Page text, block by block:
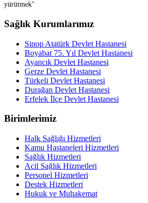
yürütmek"
Sağlık Kurumlarımız
Sinop Atatürk Devlet Hastanesi
Boyabat 75. Yıl Devlet Hastanesi
Ayancık Devlet Hastanesi
Gerze Devlet Hastanesi
Türkeli Devlet Hastanesi
Durağan Devlet Hastanesi
Erfelek İlçe Devlet Hastanesi
Birimlerimiz
Halk Sağlığı Hizmetleri
Kamu Hastaneleri Hizmetleri
Sağlık Hizmetleri
Acil Sağlık Hizmetleri
Personel Hizmetleri
Destek Hizmetleri
Hukuk ve Muhakemat